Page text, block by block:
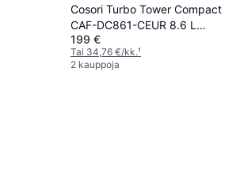
Cosori Turbo Tower Compact
CAF-DC861-CEUR 8.6 L
Friteerauskone
199 €
Tai 34,76 €/kk.¹
2 kauppoja